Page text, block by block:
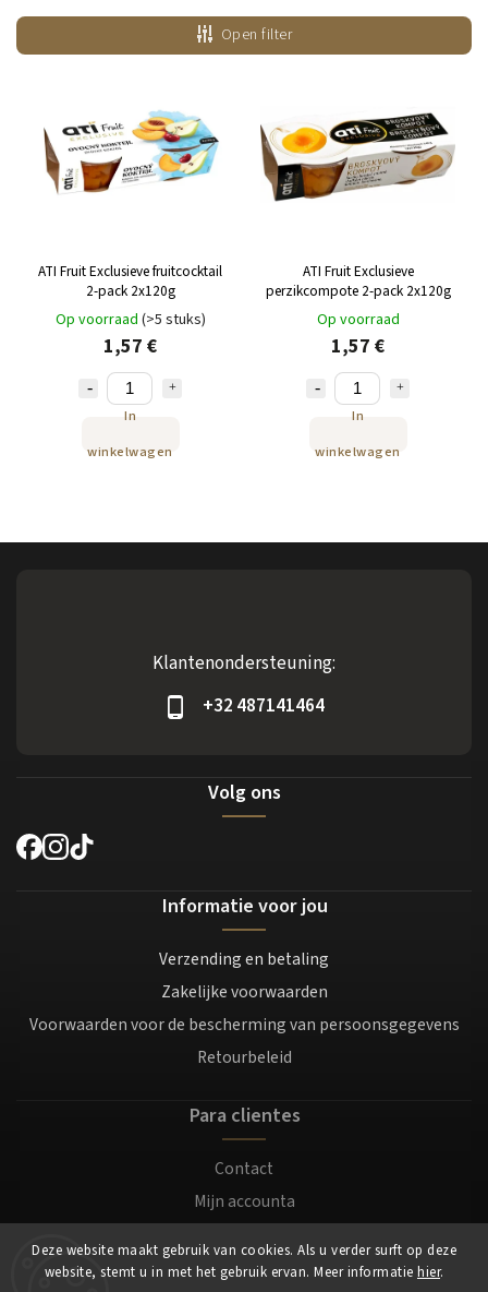
Deze website maakt gebruik van cookies. Als u verder surft op deze
website, stemt u in met het gebruik ervan. Meer informatie hier.
Duurste
Bestsellers
Open filter
ATI Fruit Exclusieve fruitcocktail
2-pack 2x120g
Op voorraad (>5 stuks)
1,57 €
In
winkelwagen
ATI Fruit Exclusieve
perzikcompote 2-pack 2x120g
Op voorraad
1,57 €
In
winkelwagen
Klantenondersteuning:
+32 487141464
Volg ons
Informatie voor jou
Verzending en betaling
Zakelijke voorwaarden
Voorwaarden voor de bescherming van persoonsgegevens
Retourbeleid
Para clientes
Contact
Mijn accounta
Login